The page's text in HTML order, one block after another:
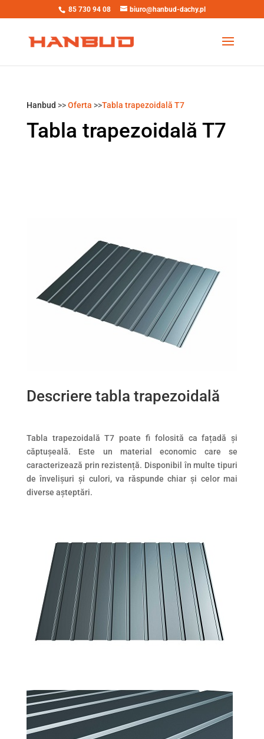
85 730 94 08 biuro@hanbud-dachy.pl
Hanbud >>Oferta >>Tabla trapezoidală T7
Tabla trapezoidală T7
Descriere tabla trapezoidală
Tabla trapezoidală T7 poate fi folosită ca fațadă și
căptușeală. Este un material economic care se
caracterizează prin rezistență. Disponibil în multe tipuri
de învelișuri și culori, va răspunde chiar și celor mai
diverse așteptări.